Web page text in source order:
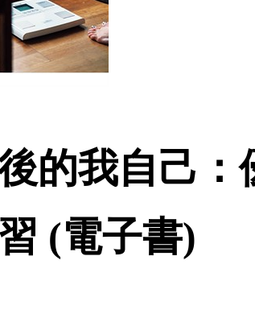
的我自己
(電子書)